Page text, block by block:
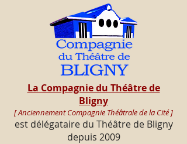
La Compagnie du Théâtre de
Bligny
[ Anciennement Compagnie Théâtrale de la Cité ]
est délégataire du Théâtre de Bligny
depuis 2009